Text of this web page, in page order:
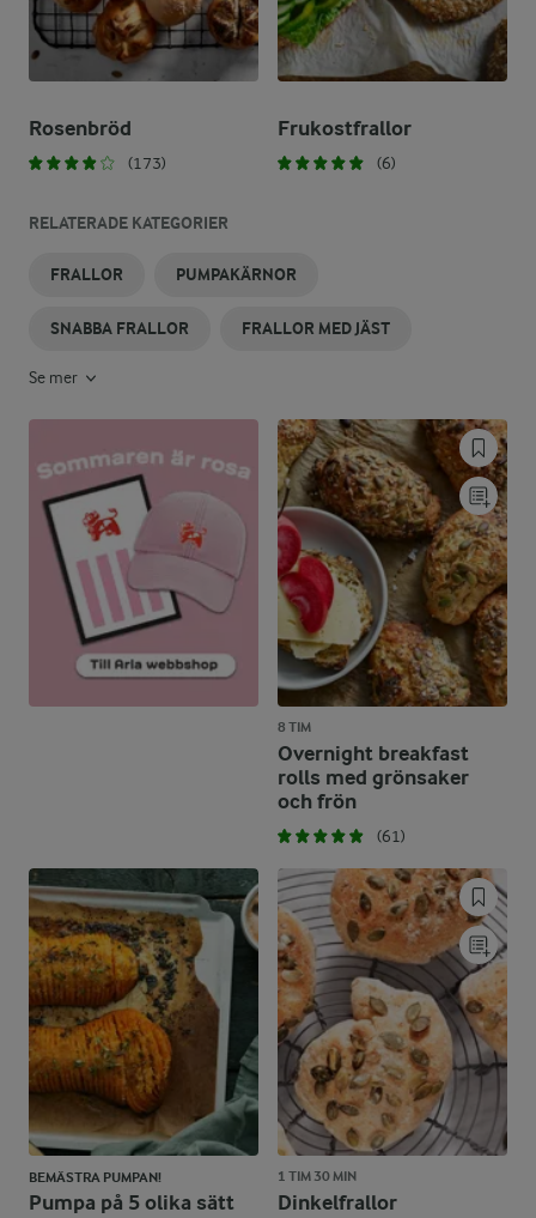
Rosenbröd
(173)
Frukostfrallor
(6)
RELATERADE KATEGORIER
FRALLOR PUMPAKÄRNOR
SNABBA FRALLOR FRALLOR MED JÄST
Se mer
8 TIM
Overnight breakfast
rolls med grönsaker
och frön
(61)
BEMÄSTRA PUMPAN!
Pumpa på 5 olika sätt
1 TIM 30 MIN
Dinkelfrallor